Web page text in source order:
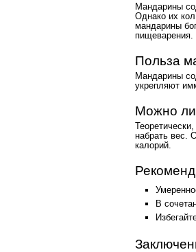
Мандарины
Однако их
мандарины
пищеварения.
Польза
Мандарины
укрепляют
Можно ли
набрать вес.
калорий.
В